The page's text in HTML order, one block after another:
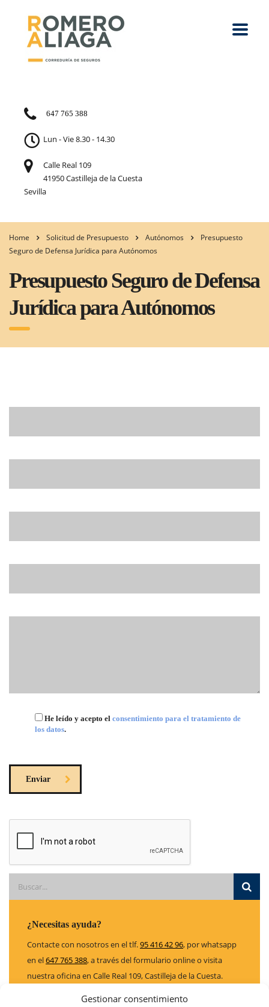
Gestionar consentimiento
647 765 388
Lun - Vie 8.30 - 14.30
Calle Real 109
41950 Castilleja de la Cuesta
Sevilla
Home Solicitud de Presupuesto Autónomos
Presupuesto
Seguro de Defensa Jurídica para Autónomos
Presupuesto Seguro de Defensa
Jurídica para Autónomos
He leído y acepto el consentimiento para el tratamiento de
los datos.
Enviar
¿Necesitas ayuda?
Contacte con nosotros en el tlf.95 416 42 96, por whatsapp
en el647 765 388, a través del formulario online o visita
nuestra oficina en Calle Real 109, Castilleja de la Cuesta.